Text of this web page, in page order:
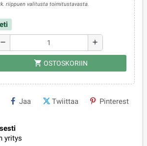
riippuen valitusta toimitustavasta.
remove add
shopping_cart OSTOSKORIIN
Jaa Twiittaa Pinterest
yritys